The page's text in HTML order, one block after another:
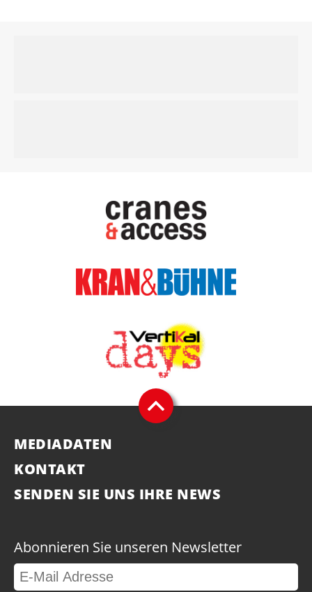
MEDIADATEN
KONTAKT
SENDEN SIE UNS IHRE NEWS
Abonnieren Sie unseren Newsletter